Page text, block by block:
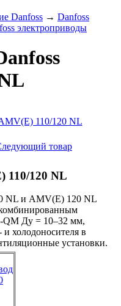
Danfoss → Danfoss
электроприводы
товар
110/120 NL
NL и AMV(E) 120 NL
Ду = 10–32 мм,
холодоносителя в
установки.